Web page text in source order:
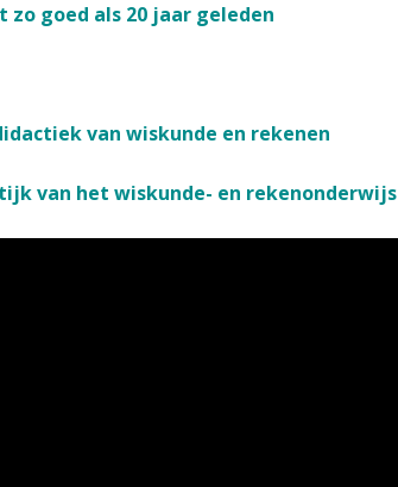
zo goed als 20 jaar geleden
van wiskunde en rekenen
van het wiskunde- en rekenonderwijs